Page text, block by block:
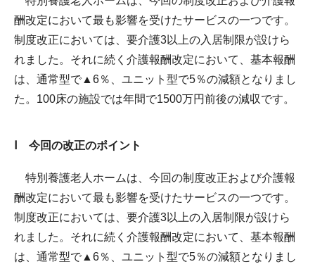
酬改定において最も影響を受けたサービスの一つです。
制度改正においては、要介護3以上の入居制限が設けら
れました。それに続く介護報酬改定において、基本報酬
は、通常型で▲6％、ユニット型で5％の減額となりまし
た。100床の施設では年間で1500万円前後の減収です。
Ⅰ 今回の改正のポイント
特別養護老人ホームは、今回の制度改正および介護報
酬改定において最も影響を受けたサービスの一つです。
制度改正においては、要介護3以上の入居制限が設けら
れました。それに続く介護報酬改定において、基本報酬
は、通常型で▲6％、ユニット型で5％の減額となりまし